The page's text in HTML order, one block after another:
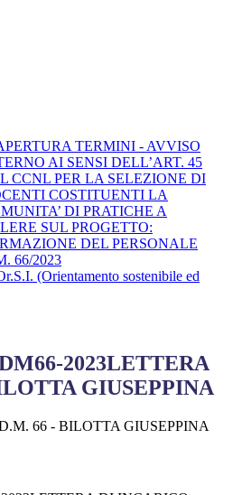
TERMINI - AVVISO
AI SENSI DELL’ART. 45
CCNL PER LA SELEZIONE DI
COSTITUENTI LA
DI PRATICHE A
SUL PROGETTO:
DEL PERSONALE
66/2023
(Orientamento sostenibile ed
2023LETTERA
GIUSEPPINA
66 - BILOTTA GIUSEPPINA